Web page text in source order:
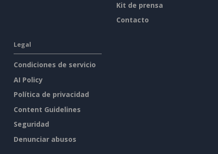
Kit de prensa
Contacto
Legal
Condiciones de servicio
AI Policy
Política de privacidad
Content Guidelines
Seguridad
Denunciar abusos